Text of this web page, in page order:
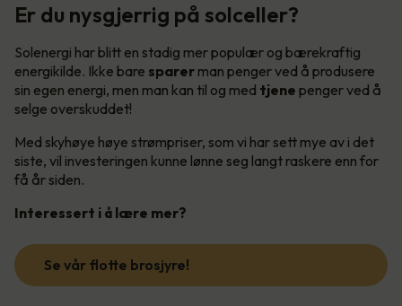
Er du nysgjerrig på solceller?
Solenergi har blitt en stadig mer populær og bærekraftig
energikilde. Ikke bare sparer man penger ved å produsere
sin egen energi, men man kan til og med tjene penger ved å
selge overskuddet!
Med skyhøye høye strømpriser, som vi har sett mye av i det
siste, vil investeringen kunne lønne seg langt raskere enn for
få år siden.
Interessert i å lære mer?
Se vår flotte brosjyre!